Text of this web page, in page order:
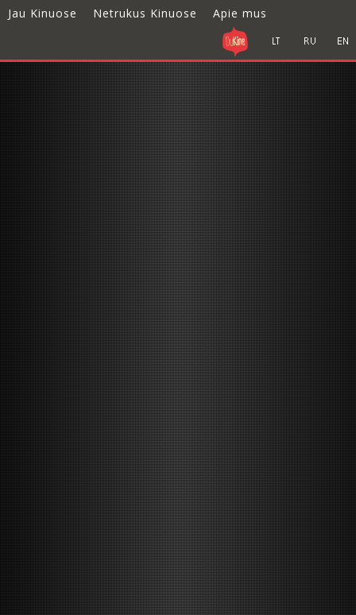
Jau Kinuose Netrukus Kinuose Apie mus